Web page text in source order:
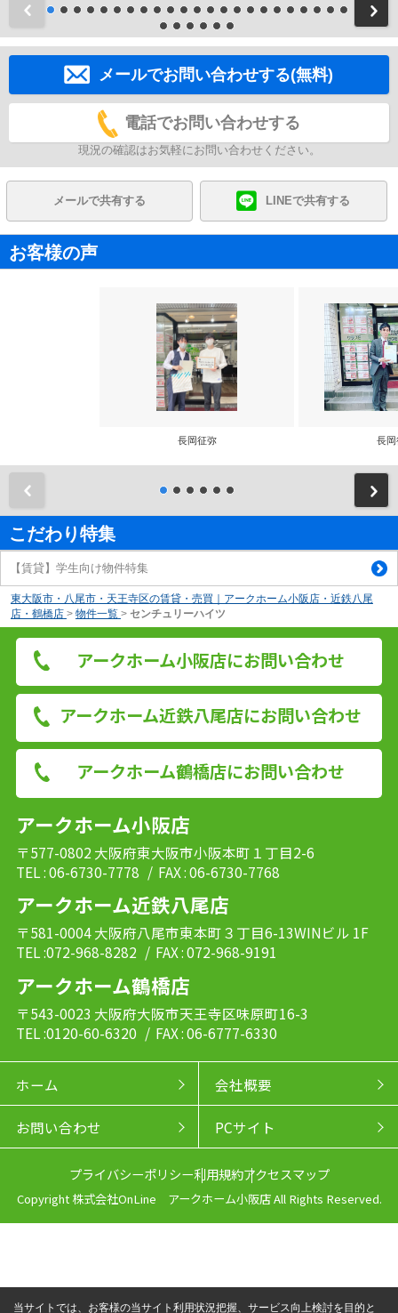
前
メールでお問い合わせする(無料)
電話でお問い合わせする
現況の確認はお気軽にお問い合わせください。
メールで共有する LINEで共有する
お客様の声
長岡征弥 長岡
こだわり特集
【賃貸】学生向け物件特集
東大阪市・八尾市・天王寺区の賃貸・売買｜アークホーム小阪店・近鉄八尾
店・鶴橋店 > 物件一覧 > センチュリーハイツ
アークホーム小阪店にお問い合わせ
アークホーム近鉄八尾店にお問い合わせ
アークホーム鶴橋店にお問い合わせ
アークホーム小阪店
〒577-0802 大阪府東大阪市小阪本町１丁目2-6
TEL : 06-6730-7778 / FAX : 06-6730-7768
アークホーム近鉄八尾店
〒581-0004 大阪府八尾市東本町３丁目6-13WINビル 1F
TEL :072-968-8282 / FAX : 072-968-9191
アークホーム鶴橋店
〒543-0023 大阪府大阪市天王寺区味原町16-3
TEL :0120-60-6320 / FAX : 06-6777-6330
ホーム 会社概要
お問い合わせ PCサイト
プライバシーポリシー利用規約アクセスマップ
Copyright 株式会社OnLine アークホーム小阪店 All Rights Reserved.
当サイトでは、お客様の当サイト利用状況把握、サービス向上検討を目的と